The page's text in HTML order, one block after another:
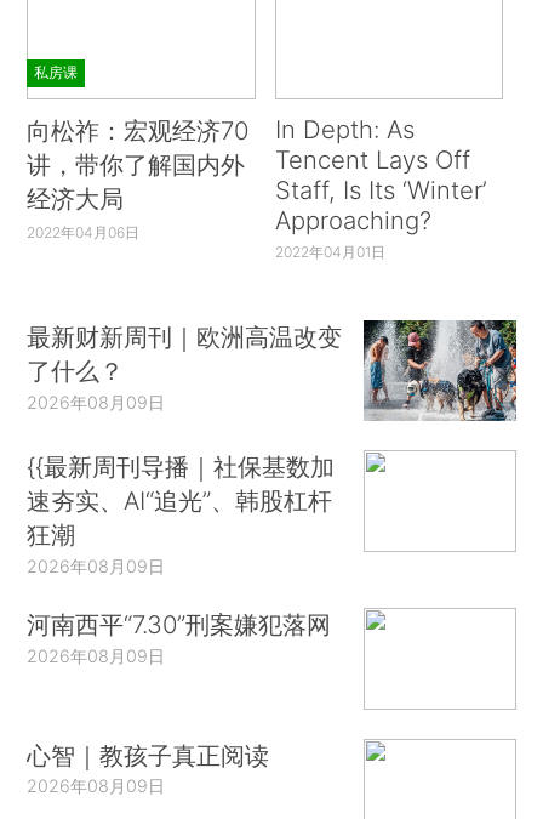
私房课
向松祚：宏观经济70
讲，带你了解国内外
经济大局
2022年04月06日
In Depth: As
Tencent Lays Off
Staff, Is Its ‘Winter’
Approaching?
2022年04月01日
最新财新周刊｜欧洲高温改变
了什么？
2026年08月09日
{{最新周刊导播｜社保基数加
速夯实、AI“追光”、韩股杠杆
狂潮
2026年08月09日
河南西平“7.30”刑案嫌犯落网
2026年08月09日
心智｜教孩子真正阅读
2026年08月09日